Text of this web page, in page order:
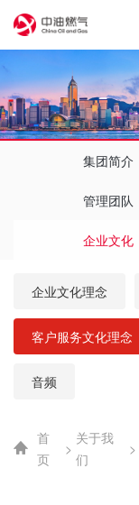
集团简介
管理团队
企业文化
企业文化理念
客户服务文化理念
音频
首
页
>
关于我
们
>